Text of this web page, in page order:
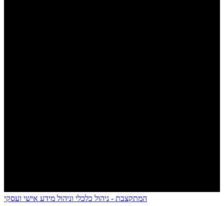
המתקצבת - ניהול כלכלי וניהול מידע אישי ועסקי